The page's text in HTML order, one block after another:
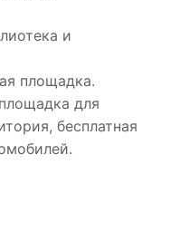
и
площадка.
для
бесплатная